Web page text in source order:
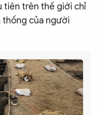
tiên trên thế giới chỉ
của người